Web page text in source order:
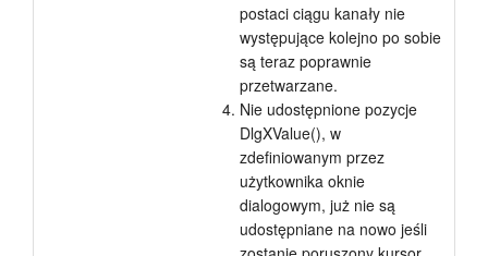
postaci ciągu kanały nie
występujące kolejno po sobie
są teraz poprawnie
przetwarzane.
Nie udostępnione pozycje
DlgXValue(), w
zdefiniowanym przez
użytkownika oknie
dialogowym, już nie są
udostępniane na nowo jeśli